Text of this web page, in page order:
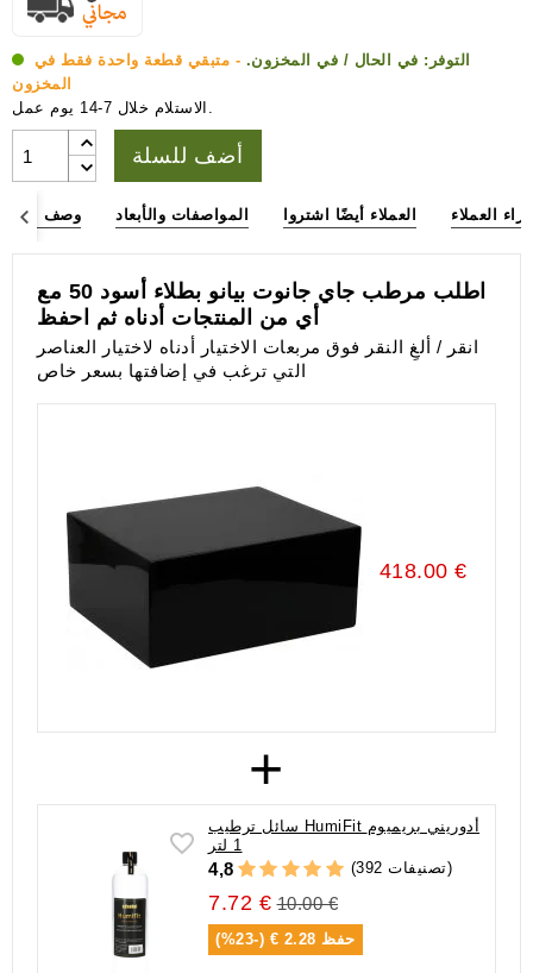
التوفر: في الحال / في المخزون. - متبقي قطعة واحدة فقط في
المخزون
الاستلام خلال 7-14 يوم عمل.
أضف للسلة
وصف المواصفات والأبعاد العملاء أيضًا اشتروا آراء العملاء
اطلب مرطب جاي جانوت بيانو بطلاء أسود 50 مع
أي من المنتجات أدناه ثم احفظ
انقر / ألغِ النقر فوق مربعات الاختيار أدناه لاختيار العناصر
التي ترغب في إضافتها بسعر خاص
418.00 €
+
سائل ترطيب HumiFit أدوريني بريميوم
1 لتر
4,8 (392 تصنيفات)
7.72 € 10.00 €
حفظ 2.28 € (-23%)